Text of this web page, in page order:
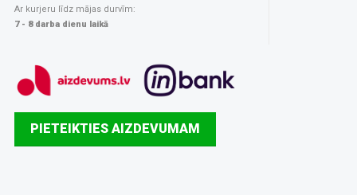
Ar kurjeru līdz mājas durvīm:
7 - 8 darba dienu laikā
PIETEIKTIES AIZDEVUMAM